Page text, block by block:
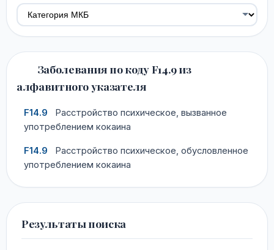
Заболевания по коду F14.9 из
алфавитного указателя
F14.9
Расстройство психическое, вызванное
употреблением кокаина
F14.9
Расстройство психическое, обусловленное
употреблением кокаина
Результаты поиска